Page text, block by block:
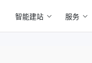
智能建站 服务